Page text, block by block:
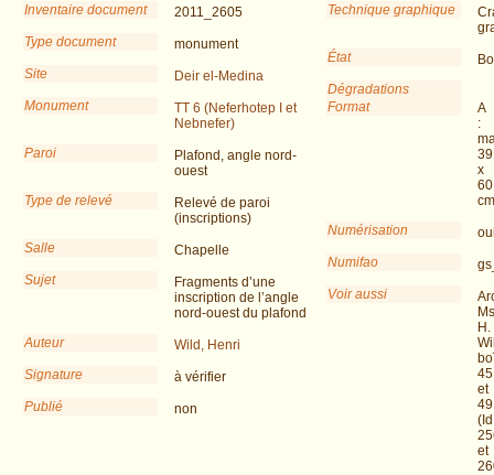
Inventaire document
2011_2605
Type document
monument
Site
Deir el-Medina
Monument
TT 6 (Neferhotep I et
Nebnefer)
Paroi
Plafond, angle nord-
ouest
Type de relevé
Relevé de paroi
(inscriptions)
Salle
Chapelle
Sujet
Fragments d’une
inscription de l’angle
nord-ouest du plafond
Auteur
Wild, Henri
Signature
à vérifier
Publié
non
Technique graphique
État
Dégradations
Format
A
:
39
x
60
cm
Numérisation
Numifao
Voir aussi
H.
45
et
49
et